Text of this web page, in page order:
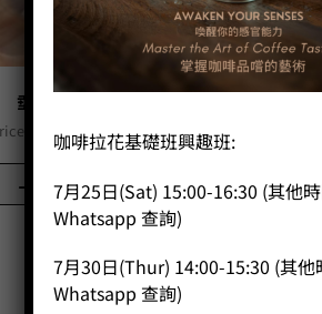
垂直滴頭M號(4杯)
HK$630.00 Original
price
HK$630.00.
HK$504.00 Current
price
HK$504.00.
- +
BUY NOW
咖啡拉花基礎班興趣班:
7月25日(Sat) 15:00-16:30 (其他
Whatsapp 查詢)
7月30日(Thur) 14:00-15:30 (其他
Whatsapp 查詢)